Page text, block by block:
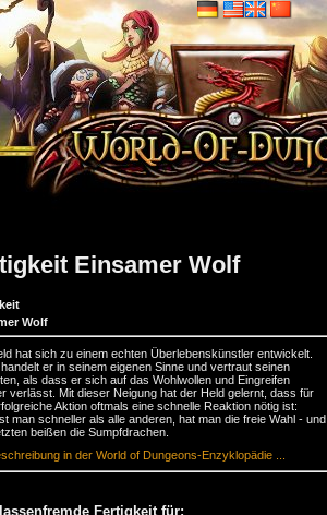
Einsamer Wolf
Wolf
hat sich zu einem echten Überlebenskünstler entwickelt.
er in seinem eigenen Sinne und vertraut seinen
als dass er sich auf das Wohlwollen und Eingreifen
verlässt. Mit dieser Neigung hat der Held gelernt, dass für
Aktion oftmals eine schnelle Reaktion nötig ist:
man schneller als alle anderen, hat man die freie Wahl - und
beißen die Sumpfdrachen.
in der World of Dungeons-Enzyklopädie ...
Fertigkeit für: